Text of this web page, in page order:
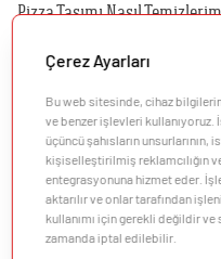
Pizza Taşımı Nasıl
Hangi Rotisserie'yi Kömürlü
Hangi Rotisserie'yi Genesis
Çerez Ayarları
Bu web sitesinde, cihaz
ve benzer işlevleri
üçüncü şahısların
kişiselleştirilmiş reklamcılığın
entegrasyonuna hizmet eder.
aktarılır ve onlar tarafından
kullanımı için gerekli değildir
zamanda iptal edilebilir.